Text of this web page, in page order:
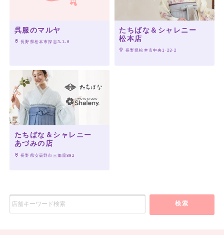
呉服のマルヤ
長野県松本市深志3-1-6
たちばな＆シャレニー
松本店
長野県松本市中央1-23-2
たちばな＆シャレニー
あづみの店
長野県安曇野市三郷温892
検索